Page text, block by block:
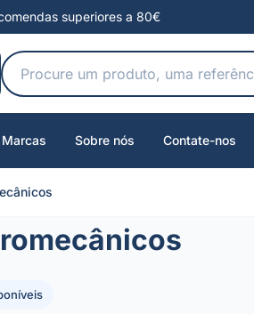
superiores a 80€
Marcas Sobre nós Contate-nos